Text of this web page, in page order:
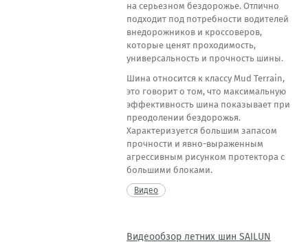
на серьезном бездорожье. Отлично
подходит под потребности водителей
внедорожников и кроссоверов,
которые ценят проходимость,
универсальность и прочность шины.
Шина относится к классу Mud Terrain,
это говорит о том, что максимальную
эффективность шина показывает при
преодолении бездорожья.
Характеризуется большим запасом
прочности и явно-выраженным
агрессивным рисунком протектора с
большими блоками.
Видео
Видеообзор летних шин SAILUN